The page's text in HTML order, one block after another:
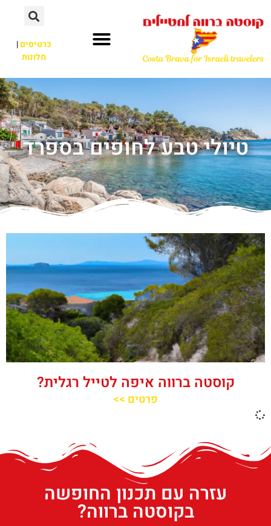
כרטיסים|
מלונות
טיולי טבע לחופים בספרד
קוסטה ברווה איפה לטייל רגלית?
פרטים >>
עזרה עם תכנון החופשה
בקוסטה ברווה?